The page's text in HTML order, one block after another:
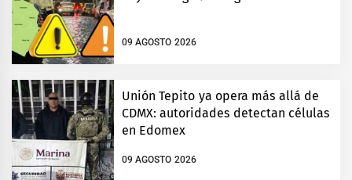
09 AGOSTO 2026
Unión Tepito ya opera más allá de
CDMX: autoridades detectan células
en Edomex
09 AGOSTO 2026